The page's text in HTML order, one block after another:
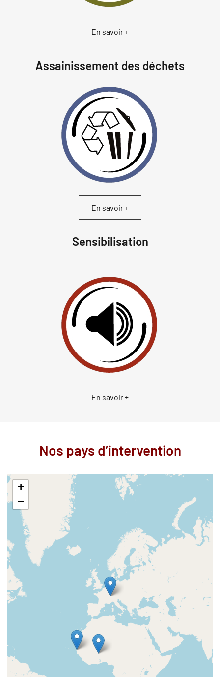
En savoir +
Assainissement des déchets
En savoir +
Sensibilisation
En savoir +
Nos pays d’intervention
+
−